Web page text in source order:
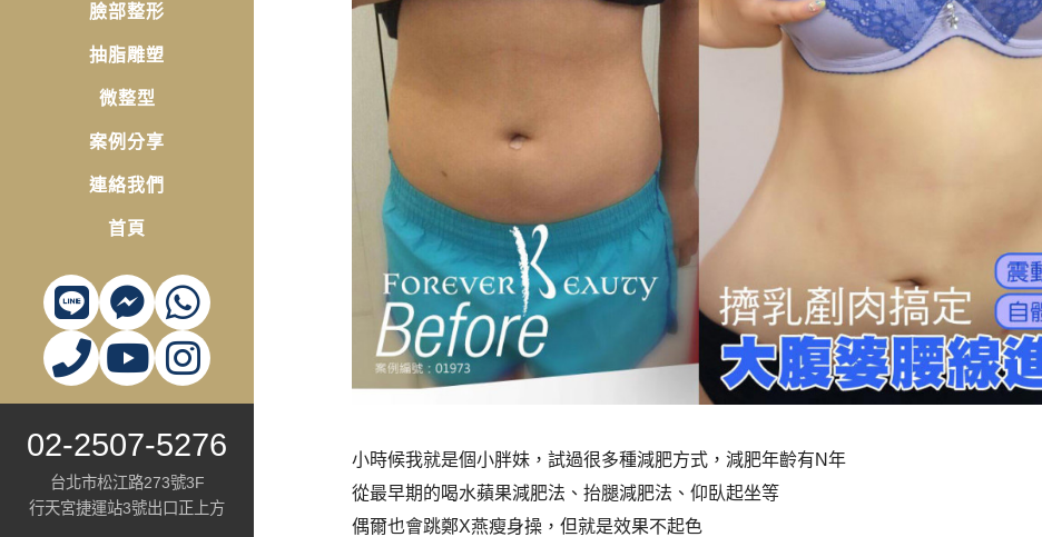
臉部整形
抽脂雕塑
微整型
案例分享
連絡我們
首頁
02-2507-5276
台北市松江路273號3F
行天宮捷運站3號出口正上方
小時候我就是個小胖妹，試過很多種減肥方式，減肥年齡有N年
從最早期的喝水蘋果減肥法、抬腿減肥法、仰臥起坐等
偶爾也會跳鄭X燕瘦身操，但就是效果不起色